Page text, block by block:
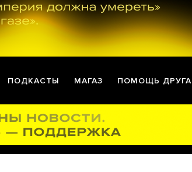
ПОДКАСТЫ МАГАЗ ПОМОЩЬ ДРУГА